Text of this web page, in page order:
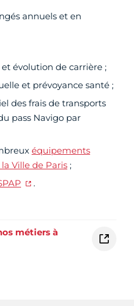
annuels et en
évolution de carrière ;
et prévoyance santé ;
des frais de transports
pass Navigo par
équipements
Ville de Paris ;
.
métiers à